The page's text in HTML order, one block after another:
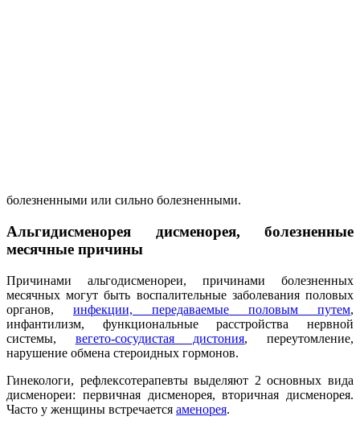
болезненными или сильно болезненными.
Альгидисменорея дисменорея, болезненные
месячные причины
Причинами альгодисменореи, причинами болезненных
месячных могут быть воспалительные заболевания половых
органов, инфекции, передаваемые половым путем,
инфантилизм, функциональные расстройства нервной
системы, вегето-сосудистая дистония, переутомление,
нарушение обмена стероидных гормонов.
Гинекологи, рефлексотерапевты выделяют 2 основных вида
дисменореи: первичная дисменорея, вторичная дисменорея.
Часто у женщины встречается аменорея.